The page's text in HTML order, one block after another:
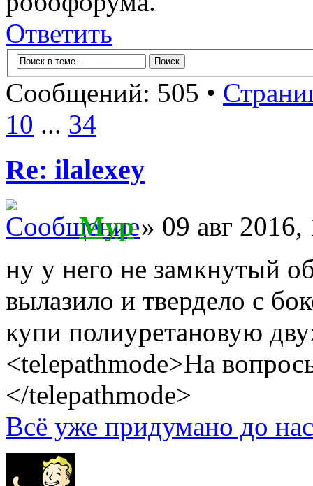
Ответить
Сообщений: 505 •
10 ... 34
Re: ilalexey
Myp» 09 авг 2016,
ну у него не замкнутый
вылазило и твердело с
купи полиуретановую
<telepathmode>На
</telepathmode>
Всё уже придумано до